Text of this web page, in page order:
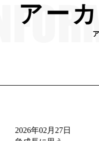
アー
2026年02月27日